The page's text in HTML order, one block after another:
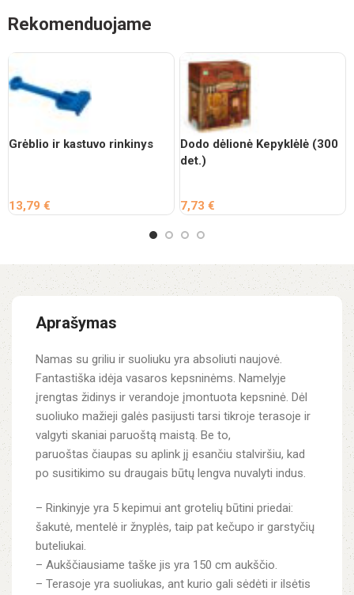
Rekomenduojame
Grėblio ir kastuvo rinkinys
13,79€
Dodo dėlionė Kepyklėlė (300
det.)
7,73 €
Aprašymas
Namas su griliu ir suoliuku yra absoliuti naujovė.
Fantastiška idėja vasaros kepsninėms. Namelyje
įrengtas židinys ir verandoje įmontuota kepsninė. Dėl
suoliuko mažieji galės pasijusti tarsi tikroje terasoje ir
valgyti skaniai paruoštą maistą. Be to,
paruoštas čiaupas su aplink jį esančiu stalviršiu, kad
po susitikimo su draugais būtų lengva nuvalyti indus.
– Rinkinyje yra 5 kepimui ant grotelių būtini priedai:
šakutė, mentelė ir žnyplės, taip pat kečupo ir garstyčių
buteliukai.
– Aukščiausiame taške jis yra 150 cm aukščio.
– Terasoje yra suoliukas, ant kurio gali sėdėti ir ilsėtis